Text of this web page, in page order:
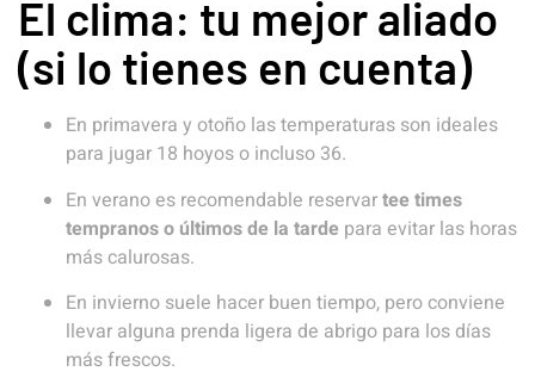
El clima: tu mejor aliado
(si lo tienes en cuenta)
En primavera y otoño las temperaturas son ideales
para jugar 18 hoyos o incluso 36.
En verano es recomendable reservartee times
tempranos o últimos de la tarde para evitar las horas
más calurosas.
En invierno suele hacer buen tiempo, pero conviene
llevar alguna prenda ligera de abrigo para los días
más frescos.